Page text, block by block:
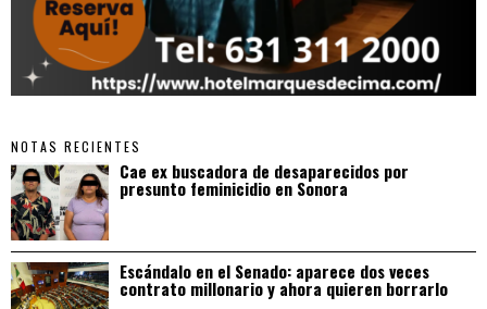
NOTAS RECIENTES
Cae ex buscadora de desaparecidos por
presunto feminicidio en Sonora
Escándalo en el Senado: aparece dos veces
contrato millonario y ahora quieren borrarlo